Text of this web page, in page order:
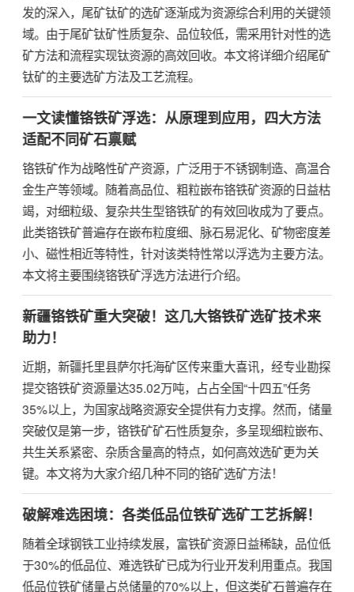
发的深入，尾矿钛矿的选矿逐渐成为资源综合利用的关键领
域。由于尾矿钛矿性质复杂、品位较低，需采用针对性的选
矿方法和流程实现钛资源的高效回收。本文将详细介绍尾矿
钛矿的主要选矿方法及工艺流程。
一文读懂铬铁矿浮选：从原理到应用，四大方法
适配不同矿石禀赋
铬铁矿作为战略性矿产资源，广泛用于不锈钢制造、高温合
金生产等领域。随着高品位、粗粒嵌布铬铁矿资源的日益枯
竭，对细粒级、复杂共生型铬铁矿的有效回收成为了要点。
此类铬铁矿普遍存在嵌布粒度细、脉石易泥化、矿物密度差
小、磁性相近等特性，针对该类特性常以浮选为主要方法。
本文将主要围绕铬铁矿浮选方法进行介绍。
新疆铬铁矿重大突破！这几大铬铁矿选矿技术来
助力！
近期，新疆托里县萨尔托海矿区传来重大喜讯，经专业勘探
提交铬铁矿资源量达35.02万吨，占占全国“十四五”任务
35%以上，为国家战略资源安全提供有力支撑。然而，储量
突破仅是第一步，铬铁矿矿石性质复杂，多呈现细粒嵌布、
共生关系紧密、杂质含量高的特点，如何高效选矿更为关
键。本文将为大家介绍几种不同的铬矿选矿方法！
破解难选困境：各类低品位铁矿选矿工艺拆解！
随着全球钢铁工业持续发展，富铁矿资源日益稀缺，品位低
于30%的低品位、难选铁矿已成为行业开发利用重点。我国
低品位铁矿储量占总储量的70%以上，但这类矿石普遍存在